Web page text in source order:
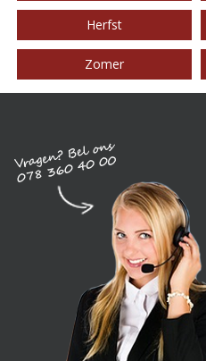
Herfst
Zomer